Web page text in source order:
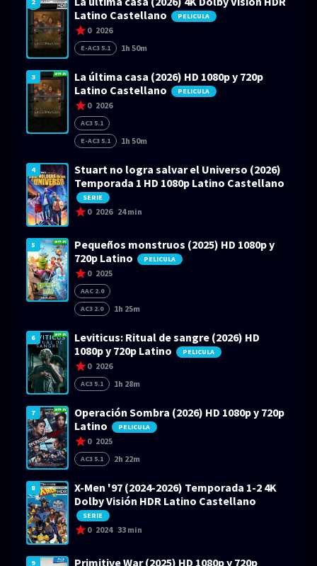
2
Latino Castellano
PELICULA
0 2026
E-AC3 5.1 1h 50m
3
La última casa (2026) HD 1080p y 720p
Latino Castellano
PELICULA
0 2026
AC3 5.1
E-AC3 5.1
1h 50m
4
Stuart no logra salvar el Universo (2026)
Temporada 1 HD 1080p Latino Castellano
SERIE
0 2026 24 min
5
Pequeños monstruos (2025) HD 1080p y
720p Latino
PELICULA
0 2025
AAC 2.0
AC3 2.0
1h 25m
6
Leviticus: Ritual de sangre (2026) HD
1080p y 720p Latino
PELICULA
0 2026
AC3 5.1 1h 28m
7
Operación Sombra (2026) HD 1080p y 720p
Latino
PELICULA
0 2025
AC3 5.1 2h 22m
8
X-Men '97 (2024-2026) Temporada 1-2 4K
Dolby Visión HDR Latino Castellano
SERIE
0 2024 33 min
9
Primitive War (2025) HD 1080p y 720p